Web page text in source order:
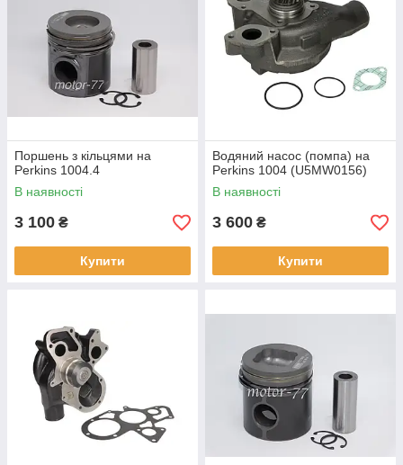
Поршень з кільцями на
Perkins 1004.4
В наявності
3 100 ₴
Купити
Водяний насос (помпа) на
Perkins 1004 (U5MW0156)
В наявності
3 600 ₴
Купити